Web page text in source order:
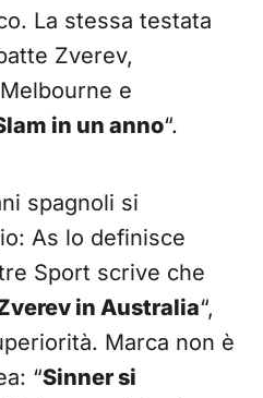
La stessa testata
Zverev,
e
in un anno“.
spagnoli si
As lo definisce
Sport scrive che
in Australia“,
Marca non è
“Sinner si